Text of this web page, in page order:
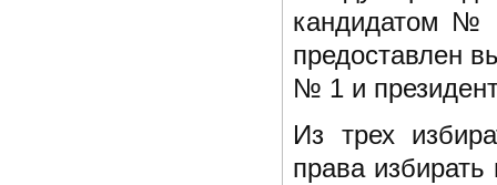
кандидатом №
предоставлен
№ 1 и
Из трех
права